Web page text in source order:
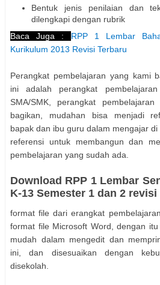
Bentuk jenis penilaian dan
dilengkapi dengan rubrik
Baca Juga : RPP 1 Lembar
Kurikulum 2013 Revisi Terbaru
Perangkat pembelajaran yang kami
ini adalah perangkat
SMA/SMK, perangkat
bagikan, mudahan bisa menjadi
bapak dan ibu guru dalam mengajar
referensi untuk membangun dan
pembelajaran yang sudah ada.
Download RPP 1 Lembar
K-13 Semester 1 dan 2 revisi
format file dari erangkat
format file Microsoft Word, dengan
mudah dalam mengedit dan
ini, dan disesuaikan dengan
disekolah.